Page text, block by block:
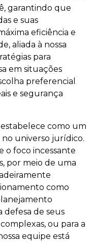
garantindo que
e suas
eficiência e
aliada à nossa
para
em situações
preferencial
e segurança
estabelece como um
universo jurídico.
o foco incessante
por meio de uma
como
defesa de seus
ou para a
equipe está